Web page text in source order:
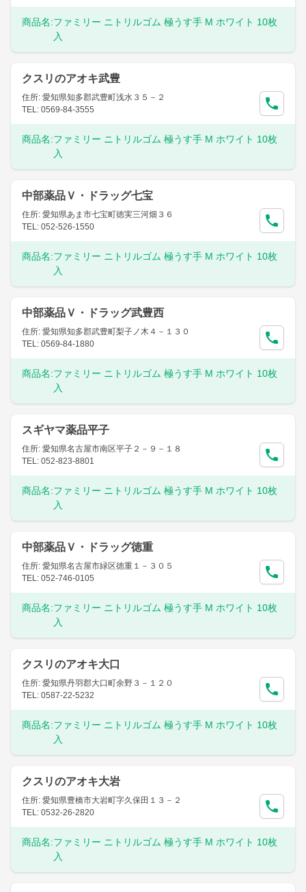
商品名:ファミリー ニトリルゴム 極うす手 M ホワイト 10枚
入
クスリのアオキ武豊
住所: 愛知県知多郡武豊町浅水３５－２
TEL: 0569-84-3555
商品名:ファミリー ニトリルゴム 極うす手 M ホワイト 10枚
入
中部薬品Ｖ・ドラッグ七宝
住所: 愛知県あま市七宝町徳実三河畑３６
TEL: 052-526-1550
商品名:ファミリー ニトリルゴム 極うす手 M ホワイト 10枚
入
中部薬品Ｖ・ドラッグ武豊西
住所: 愛知県知多郡武豊町梨子ノ木４－１３０
TEL: 0569-84-1880
商品名:ファミリー ニトリルゴム 極うす手 M ホワイト 10枚
入
スギヤマ薬品平子
住所: 愛知県名古屋市南区平子２－９－１８
TEL: 052-823-8801
商品名:ファミリー ニトリルゴム 極うす手 M ホワイト 10枚
入
中部薬品Ｖ・ドラッグ徳重
住所: 愛知県名古屋市緑区徳重１－３０５
TEL: 052-746-0105
商品名:ファミリー ニトリルゴム 極うす手 M ホワイト 10枚
入
クスリのアオキ大口
住所: 愛知県丹羽郡大口町余野３－１２０
TEL: 0587-22-5232
商品名:ファミリー ニトリルゴム 極うす手 M ホワイト 10枚
入
クスリのアオキ大岩
住所: 愛知県豊橋市大岩町字久保田１３－２
TEL: 0532-26-2820
商品名:ファミリー ニトリルゴム 極うす手 M ホワイト 10枚
入